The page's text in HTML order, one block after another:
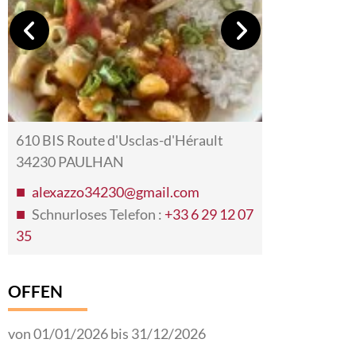
610 BIS Route d'Usclas-d'Hérault
34230 PAULHAN
alexazzo34230@gmail.com
Schnurloses Telefon : +33 6 29 12 07
35
OFFEN
von 01/01/2026 bis 31/12/2026